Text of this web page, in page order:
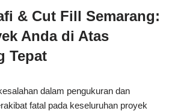
& Cut Fill Semarang:
Anda di Atas
Tepat
dalam pengukuran dan
fatal pada keseluruhan proyek